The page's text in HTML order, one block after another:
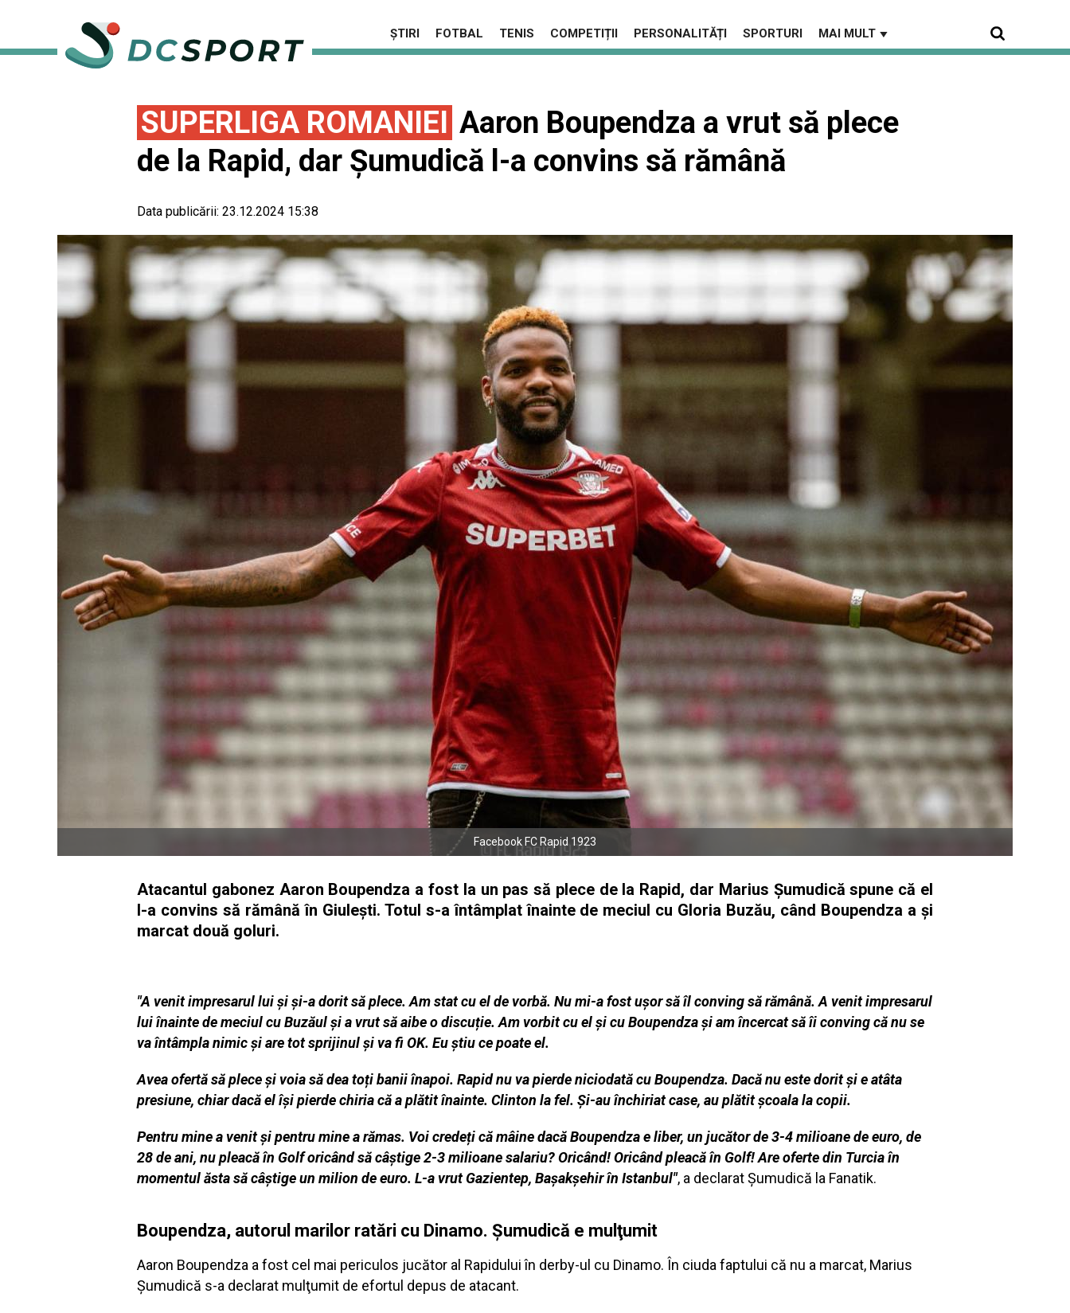
ȘTIRI FOTBAL TENIS COMPETIȚII PERSONALITĂȚI SPORTURI MAI MULT ▼
SUPERLIGA ROMANIEI Aaron Boupendza a vrut să plece
de la Rapid, dar Şumudică l-a convins să rămână
Data publicării: 23.12.2024 15:38
Facebook FC Rapid 1923
Atacantul gabonez Aaron Boupendza a fost la un pas să plece de la Rapid, dar Marius Şumudică spune că el
l-a convins să rămână în Giuleşti. Totul s-a întâmplat înainte de meciul cu Gloria Buzău, când Boupendza a şi
marcat două goluri.
"A venit impresarul lui și și-a dorit să plece. Am stat cu el de vorbă. Nu mi-a fost ușor să îl conving să rămână. A venit impresarul
lui înainte de meciul cu Buzăul și a vrut să aibe o discuție. Am vorbit cu el și cu Boupendza și am încercat să îi conving că nu se
va întâmpla nimic și are tot sprijinul și va fi OK. Eu știu ce poate el.
Avea ofertă să plece și voia să dea toți banii înapoi. Rapid nu va pierde niciodată cu Boupendza. Dacă nu este dorit și e atâta
presiune, chiar dacă el își pierde chiria că a plătit înainte. Clinton la fel. Și-au închiriat case, au plătit școala la copii.
Pentru mine a venit și pentru mine a rămas. Voi credeți că mâine dacă Boupendza e liber, un jucător de 3-4 milioane de euro, de
28 de ani, nu pleacă în Golf oricând să câștige 2-3 milioane salariu? Oricând! Oricând pleacă în Golf! Are oferte din Turcia în
momentul ăsta să câștige un milion de euro. L-a vrut Gazientep, Başakşehir în Istanbul", a declarat Şumudică la Fanatik.
Boupendza, autorul marilor ratări cu Dinamo. Şumudică e mulţumit
Aaron Boupendza a fost cel mai periculos jucător al Rapidului în derby-ul cu Dinamo. În ciuda faptului că nu a marcat, Marius
Şumudică s-a declarat mulţumit de efortul depus de atacant.